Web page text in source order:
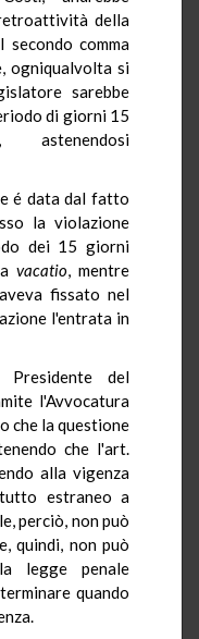
della
secondo comma
ogniqualvolta si
sarebbe
di giorni 15
é data dal fatto
la violazione
dei 15 giorni
vacatio, mentre
fissato nel
l'entrata in
del
l'Avvocatura
che la questione
che l'art.
alla vigenza
estraneo a
perciò, non può
quindi, non può
legge penale
quando